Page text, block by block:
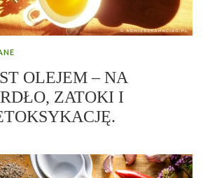
OLEJEM – NA
ZATOKI I